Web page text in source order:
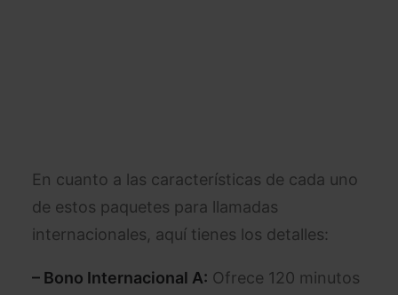
En cuanto a las características de cada uno
de estos paquetes para llamadas
internacionales, aquí tienes los detalles:
– Bono Internacional A: Ofrece 120 minutos